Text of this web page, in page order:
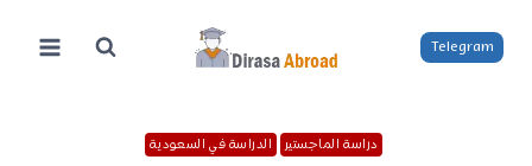
المحتوى
Telegram
دراسة الماجستير الدراسة في السعودية